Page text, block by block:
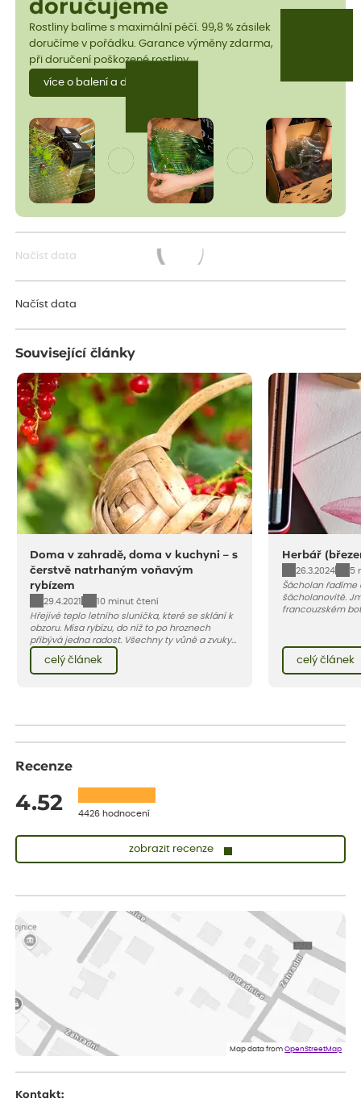
doručujeme
Rostliny balíme s maximální péčí. 99,8 % zásilek
doručíme v pořádku. Garance výměny zdarma,
při doručení poškozené rostliny.
více o balení a dopravě
Načíst data
Načíst data
Související články
Doma v zahradě, doma v kuchyni – s
čerstvě natrhaným voňavým
rybízem
29.4.2021
10 minut čtení
Hřejivé teplo letního sluníčka, které se sklání k
obzoru. Mísa rybízu, do níž to po hroznech
přibývá jedna radost. Všechny ty vůně a zvuky
červencové zahrady. Sklizeň rybízu do kuchyně
vnese neuvěřitelný klid a radost. A taky trochu
bezstarostnosti dětství při mlsání babiččina
celý článek
Herbář
26.3.2024
5
Šácholan řadíme
šácholanovité.
francouzském
celý článek
Recenze
4.52 4426 hodnocení
zobrazit recenze
Vše přišlo velice rychle krásně zabalené. Rostlinky po přesazení
velice dobře prospívají
Jarda
ověřený nákup
Dobrý den, byli jsme spokojeni
Eshop, objednání bylo v pořádku, žádný problém. Jen jsem byla
smutná z dodávky jedné kytky, která nebyla v nejlepší kondici a i
Map data fromOpenStreetMap
Kontakt: